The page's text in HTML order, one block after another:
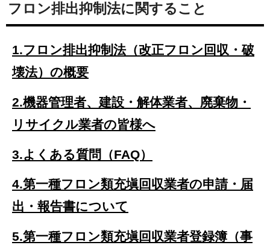
フロン排出抑制法に関すること
1.フロン排出抑制法（改正フロン回収・破
壊法）の概要
2.機器管理者、建設・解体業者、廃棄物・
リサイクル業者の皆様へ
3.よくある質問（FAQ）
4.第一種フロン類充塡回収業者の申請・届
出・報告書について
5.第一種フロン類充塡回収業者登録簿（事